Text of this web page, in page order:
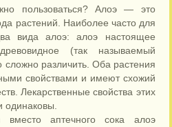
пользоваться? Алоэ — это
растений. Наиболее часто для
вида алоэ: алоэ настоящее
(так называемый
сложно различить. Оба растения
свойствами и имеют схожий
Лекарственные свойства этих
одинаковы.
аптечного сока алоэ